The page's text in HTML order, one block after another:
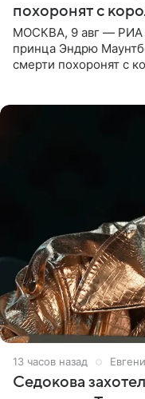
похоронят с
МОСКВА, 9 авг — РИА
принца Эндрю
смерти похоронят с
13 часов назад
Седокова